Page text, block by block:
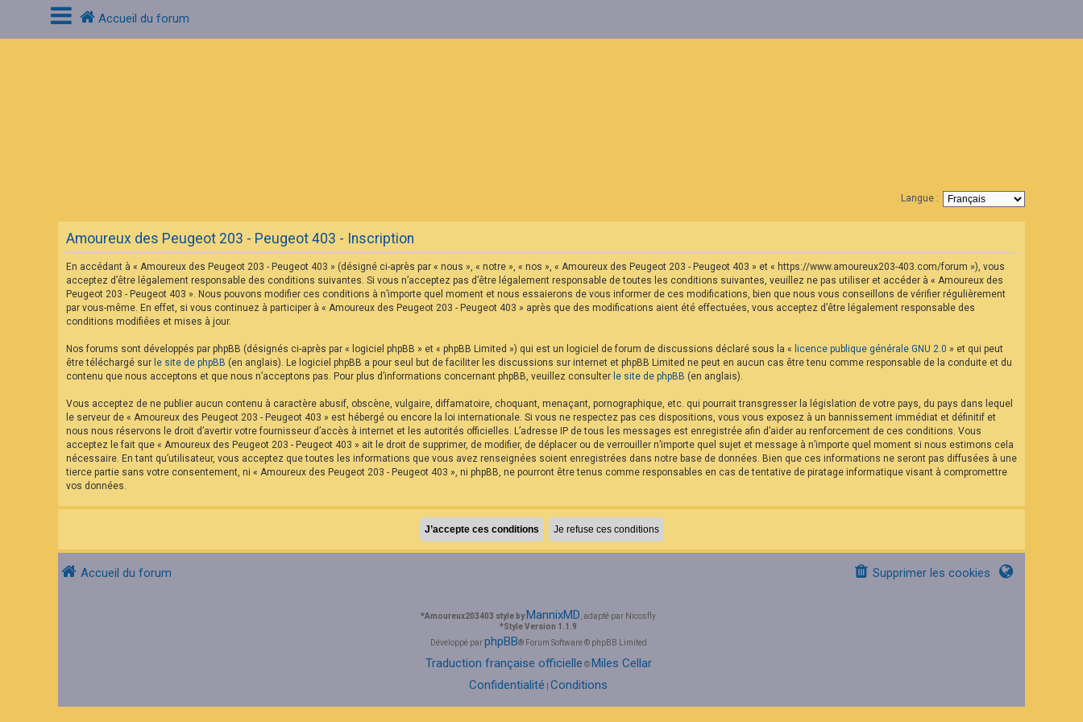
Accueil du forum
Langue :
Amoureux des Peugeot 203 - Peugeot 403 - Inscription
En accédant à « Amoureux des Peugeot 203 - Peugeot 403 » (désigné ci-après par « nous », « notre », « nos », « Amoureux des Peugeot 203 - Peugeot 403 » et « https://www.amoureux203-403.com/forum »), vous
acceptez d’être légalement responsable des conditions suivantes. Si vous n’acceptez pas d’être légalement responsable de toutes les conditions suivantes, veuillez ne pas utiliser et accéder à « Amoureux des
Peugeot 203 - Peugeot 403 ». Nous pouvons modifier ces conditions à n’importe quel moment et nous essaierons de vous informer de ces modifications, bien que nous vous conseillons de vérifier régulièrement
par vous-même. En effet, si vous continuez à participer à « Amoureux des Peugeot 203 - Peugeot 403 » après que des modifications aient été effectuées, vous acceptez d’être légalement responsable des
conditions modifiées et mises à jour.
Nos forums sont développés par phpBB (désignés ci-après par « logiciel phpBB » et « phpBB Limited ») qui est un logiciel de forum de discussions déclaré sous la « licence publique générale GNU 2.0 » et qui peut
être téléchargé sur le site de phpBB (en anglais). Le logiciel phpBB a pour seul but de faciliter les discussions sur internet et phpBB Limited ne peut en aucun cas être tenu comme responsable de la conduite et du
contenu que nous acceptons et que nous n’acceptons pas. Pour plus d’informations concernant phpBB, veuillez consulter le site de phpBB (en anglais).
Vous acceptez de ne publier aucun contenu à caractère abusif, obscène, vulgaire, diffamatoire, choquant, menaçant, pornographique, etc. qui pourrait transgresser la législation de votre pays, du pays dans lequel
le serveur de « Amoureux des Peugeot 203 - Peugeot 403 » est hébergé ou encore la loi internationale. Si vous ne respectez pas ces dispositions, vous vous exposez à un bannissement immédiat et définitif et
nous nous réservons le droit d’avertir votre fournisseur d’accès à internet et les autorités officielles. L’adresse IP de tous les messages est enregistrée afin d’aider au renforcement de ces conditions. Vous
acceptez le fait que « Amoureux des Peugeot 203 - Peugeot 403 » ait le droit de supprimer, de modifier, de déplacer ou de verrouiller n’importe quel sujet et message à n’importe quel moment si nous estimons cela
nécessaire. En tant qu’utilisateur, vous acceptez que toutes les informations que vous avez renseignées soient enregistrées dans notre base de données. Bien que ces informations ne seront pas diffusées à une
tierce partie sans votre consentement, ni « Amoureux des Peugeot 203 - Peugeot 403 », ni phpBB, ne pourront être tenus comme responsables en cas de tentative de piratage informatique visant à compromettre
vos données.
Accueil du forum Supprimer les cookies
*Amoureux203403 style byMannixMD , adapté par Nicosfly
*Style Version 1.1.9
Développé parphpBB® Forum Software © phpBB Limited
Traduction française officielle ©Miles Cellar
Confidentialité Conditions